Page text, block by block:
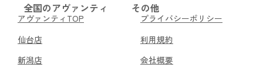
全国のアヴァンティ
アヴァンティTOP
仙台店
新潟店
その他
プライバシーポリシー
利用規約
会社概要